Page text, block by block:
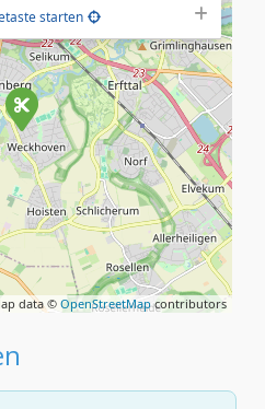
starten
data ©OpenStreetMapcontributors